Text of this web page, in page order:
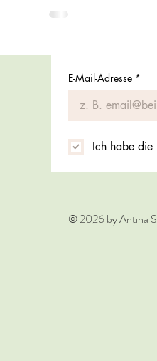
E-Mail-Adresse *
Ich habe die
© 2026 by Antina